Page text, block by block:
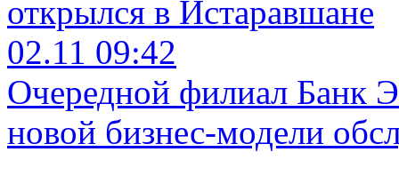
открылся в Истаравшане
02.11 09:42
Очередной филиал Банк
новой бизнес-модели